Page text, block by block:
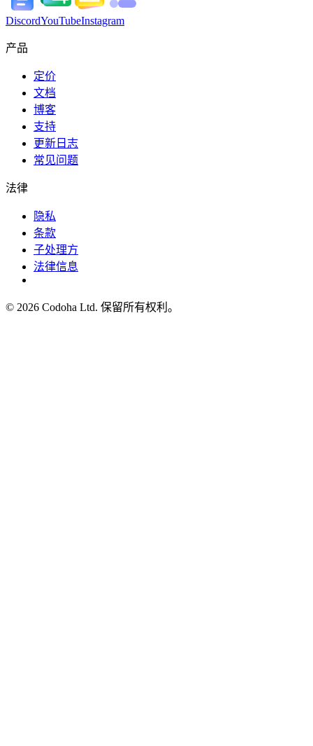
DiscordYouTubeInstagram
产品
定价
文档
博客
支持
更新日志
常见问题
法律
隐私
条款
子处理方
法律信息
© 2026 Codoha Ltd. 保留所有权利。